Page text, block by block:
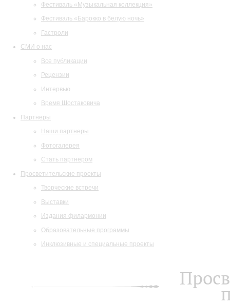
Фестиваль «Музыкальная коллекция»
Фестиваль «Барокко в белую ночь»
Гастроли
СМИ о нас
Все публикации
Рецензии
Интервью
Время Шостаковича
Партнеры
Наши партнеры
Фотогалерея
Стать партнером
Просветительские проекты
Творческие встречи
Выставки
Издания филармонии
Образовательные программы
Инклюзивные и специальные проекты